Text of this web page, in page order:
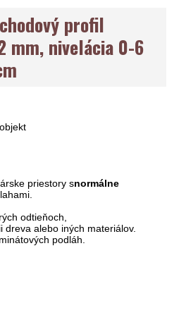
profil
mm, nivelácia 0-6
priestory snormálne
odtieňoch,
dreva alebo iných materiálov.
podláh.